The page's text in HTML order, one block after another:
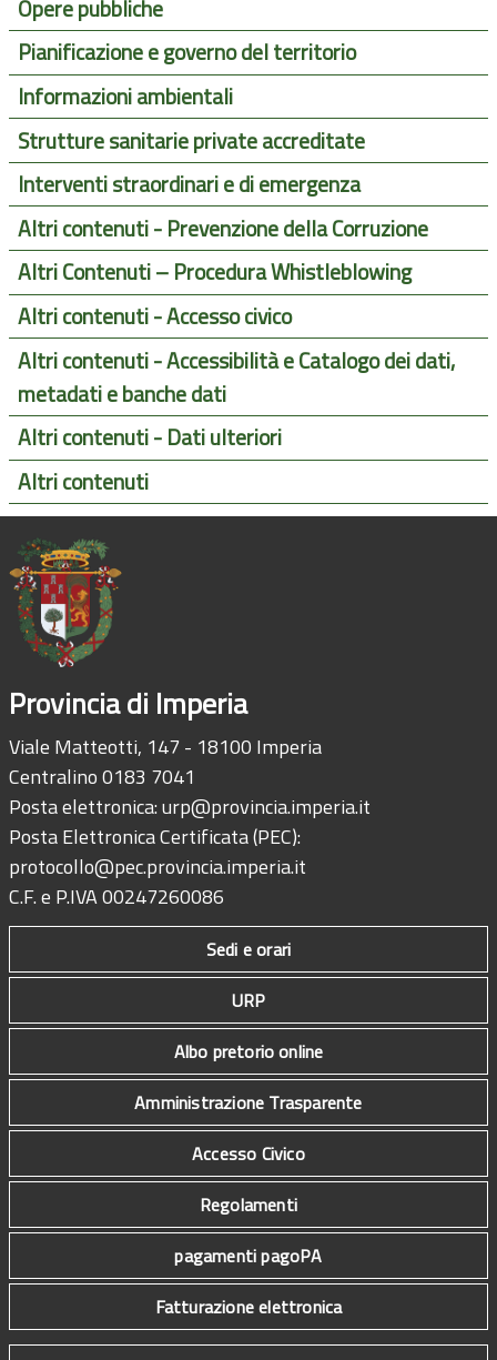
Opere pubbliche
Pianificazione e governo del territorio
Informazioni ambientali
Strutture sanitarie private accreditate
Interventi straordinari e di emergenza
Altri contenuti - Prevenzione della Corruzione
Altri Contenuti – Procedura Whistleblowing
Altri contenuti - Accesso civico
Altri contenuti - Accessibilità e Catalogo dei dati,
metadati e banche dati
Altri contenuti - Dati ulteriori
Altri contenuti
Provincia di Imperia
Viale Matteotti, 147 - 18100 Imperia
Centralino 0183 7041
Posta elettronica:urp@provincia.imperia.it
Posta Elettronica Certificata (PEC):
protocollo@pec.provincia.imperia.it
C.F. e P.IVA 00247260086
Sedi e orari
URP
Albo pretorio online
Amministrazione Trasparente
Accesso Civico
Regolamenti
pagamenti pagoPA
Fatturazione elettronica